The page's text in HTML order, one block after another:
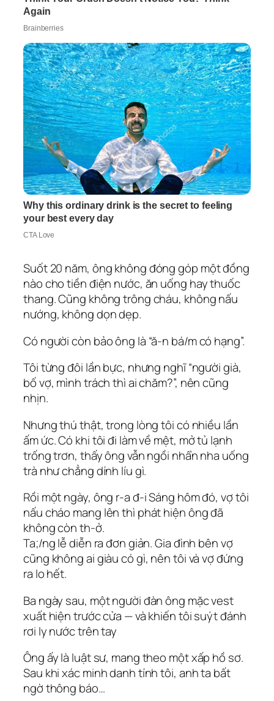
Suốt 20 năm, ông không đóng góp một đồng
nào cho tiền điện nước, ăn uống hay thuốc
thang. Cũng không trông cháu, không nấu
nướng, không dọn dẹp.
Có người còn bảo ông là “ă-n bá/m có hạng”.
Tôi từng đôi lần bực, nhưng nghĩ “người già,
bố vợ, mình trách thì ai chăm?”, nên cũng
nhịn.
Nhưng thú thật, trong lòng tôi có nhiều lần
ấm ức. Có khi tôi đi làm về mệt, mở tủ lạnh
trống trơn, thấy ông vẫn ngồi nhẩn nha uống
trà như chẳng dính líu gì.
Rồi một ngày, ông r-a đ-i Sáng hôm đó, vợ tôi
nấu cháo mang lên thì phát hiện ông đã
không còn th-ở.
Ta;/ng lễ diễn ra đơn giản. Gia đình bên vợ
cũng không ai giàu có gì, nên tôi và vợ đứng
ra lo hết.
Ba ngày sau, một người đàn ông mặc vest
xuất hiện trước cửa — và khiến tôi suýt đánh
rơi ly nước trên tay
Ông ấy là luật sư, mang theo một xấp hồ sơ.
Sau khi xác minh danh tính tôi, anh ta bất
ngờ thông báo…